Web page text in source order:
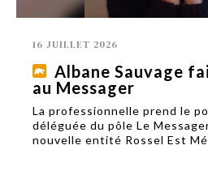
16 JUILLET 2026
Albane Sauvage
au Messager
La professionnelle prend le
déléguée du pôle Le
nouvelle entité Rossel Est